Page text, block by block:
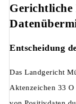
Gerichtliche
Entscheidung
Das Landgericht
Aktenzeichen 33